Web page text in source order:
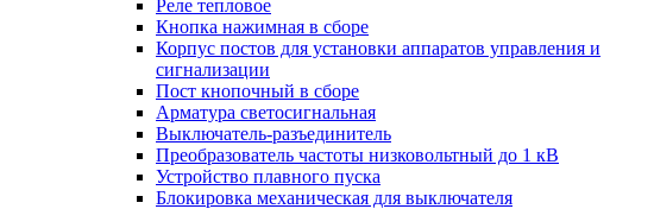
Реле тепловое
Кнопка нажимная в сборе
Корпус постов для установки аппаратов управления и
сигнализации
Пост кнопочный в сборе
Арматура светосигнальная
Выключатель-разъединитель
Преобразователь частоты низковольтный до 1 кВ
Устройство плавного пуска
Блокировка механическая для выключателя